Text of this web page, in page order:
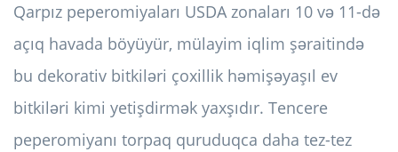
Qarpız peperomiyaları USDA zonaları 10 və 11-də
açıq havada böyüyür, mülayim iqlim şəraitində
bu dekorativ bitkiləri çoxillik həmişəyaşıl ev
bitkiləri kimi yetişdirmək yaxşıdır. Tencere
peperomiyanı torpaq quruduqca daha tez-tez